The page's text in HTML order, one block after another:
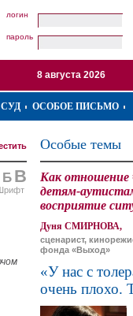
логин
пароль
8 августа 2026
СУД ОСОБОЕ ПИСЬМО
Б В
Особые темы
Как отношение
детям-
восприятие
Дуня СМИРНОВА,
сценарист,
фонда «Выход»
«У нас с
очень плохо.